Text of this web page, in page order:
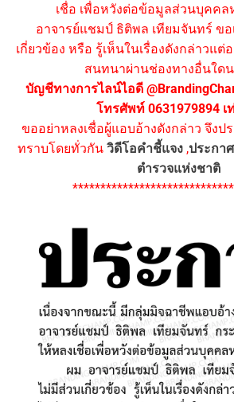
เชื่อ เพื่อหวังต่อข้อมูลส่วนบุคค
อาจารย์แชมป์ ธิติพล เทียมจันทร์ ข
เกี่ยวข้อง หรือ รู้เห็นในเรื่องดังกล่าวแต่
สนทนาผ่านช่องทางอื่นใด
บัญชีทางการไลน์ไอดี
โทรศัพท์ 0631979894 เ
ขออย่าหลงเชื่อผู้แอบอ้างดังกล่าว จึงป
ทราบโดยทั่วกัน วิดีโอคำชี้แจง ,ประกาศ
ตำรวจแห่งชาติ